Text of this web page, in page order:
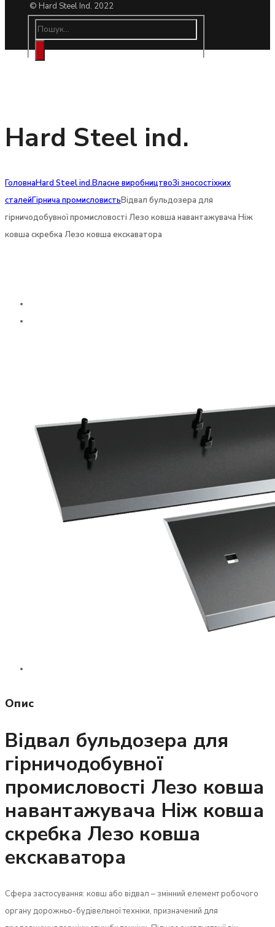
© Hard Steel Ind. 2022
Hard Steel ind.
ГоловнаHard Steel ind.Власне виробництвоЗі зносостіхких
сталейГірнича промисловистьВідвал бульдозера для
гірничодобувної промисловості Лезо ковша навантажувача Ніж
ковша скребка Лезо ковша екскаватора
Опис
Відвал бульдозера для
гірничодобувної
промисловості Лезо ковша
навантажувача Ніж ковша
скребка Лезо ковша
екскаватора
Сфера застосування: ковш або відвал – змінний елемент робочого
органу дорожньо-будівельної техніки, призначений для